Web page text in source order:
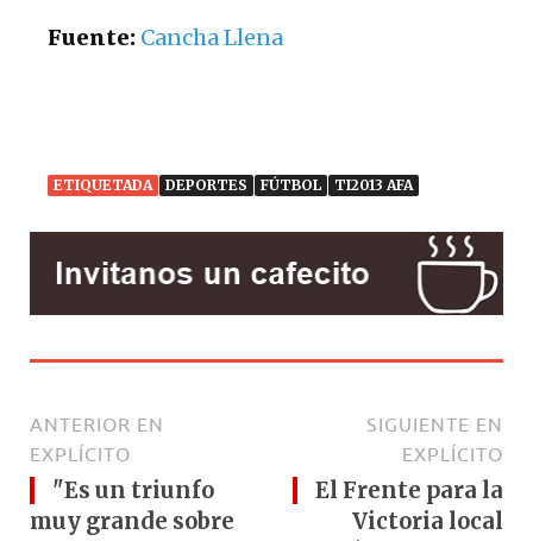
Fuente: Cancha Llena
ETIQUETADA DEPORTES FÚTBOL TI2013 AFA
ANTERIOR EN
EXPLÍCITO
"Es un triunfo
muy grande sobre
SIGUIENTE EN
EXPLÍCITO
El Frente para la
Victoria local